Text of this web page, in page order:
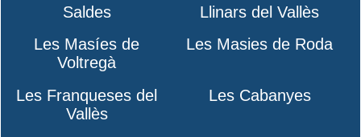
Saldes
Llinars del Vallès
Les Masíes de
Voltregà
Les Masies de Roda
Les Franqueses del
Vallès
Les Cabanyes